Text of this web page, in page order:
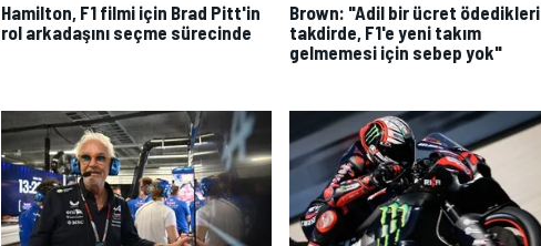
Hamilton, F1 filmi için Brad Pitt'in
rol arkadaşını seçme sürecinde
Brown: "Adil bir ücret ödedikleri
takdirde, F1'e yeni takım
gelmemesi için sebep yok"